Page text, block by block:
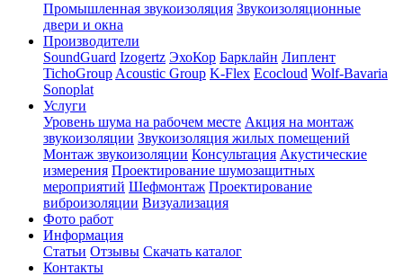
Промышленная звукоизоляция Звукоизоляционные
двери и окна
Производители
SoundGuard Izogertz ЭхоКор Барклайн Липлент
TichoGroup Acoustic Group K-Flex Ecocloud Wolf-Bavaria
Sonoplat
Услуги
Уровень шума на рабочем месте Акция на монтаж
звукоизоляции Звукоизоляция жилых помещений
Монтаж звукоизоляции Консультация Акустические
измерения Проектирование шумозащитных
мероприятий Шефмонтаж Проектирование
виброизоляции Визуализация
Фото работ
Информация
Статьи Отзывы Скачать каталог
Контакты